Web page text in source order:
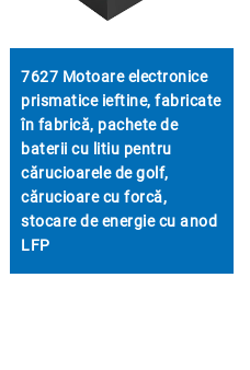
7627 Motoare electronice
prismatice ieftine, fabricate
în fabrică, pachete de
baterii cu litiu pentru
cărucioarele de golf,
cărucioare cu forcă,
stocare de energie cu anod
LFP